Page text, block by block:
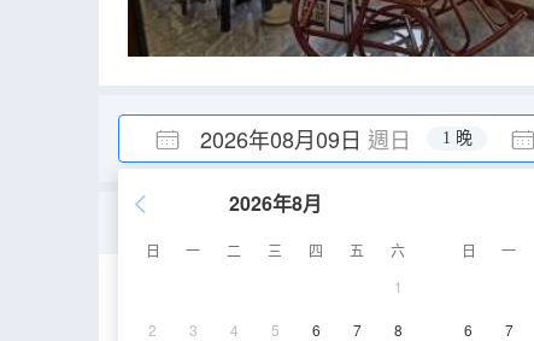
2026年08月09日 週日 1 晚
2026年8月
日 一 二 三 四 五
六
1
2 3 4 5 6 7 8
日 一
6 7